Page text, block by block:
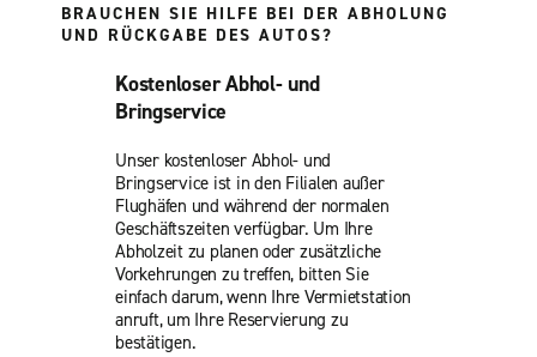
BRAUCHEN SIE HILFE BEI DER ABHOLUNG
UND RÜCKGABE DES AUTOS?
Kostenloser Abhol- und
Bringservice
Unser kostenloser Abhol- und
Bringservice ist in den Filialen außer
Flughäfen und während der normalen
Geschäftszeiten verfügbar. Um Ihre
Abholzeit zu planen oder zusätzliche
Vorkehrungen zu treffen, bitten Sie
einfach darum, wenn Ihre Vermietstation
anruft, um Ihre Reservierung zu
bestätigen.